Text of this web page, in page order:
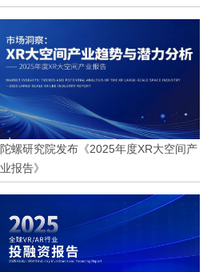
陀螺研究院发布《2025年度XR大空间产
业报告》